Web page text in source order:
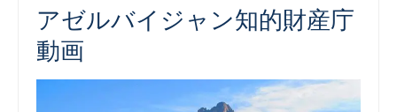
知
アゼルバイジャン知的財産庁
動画